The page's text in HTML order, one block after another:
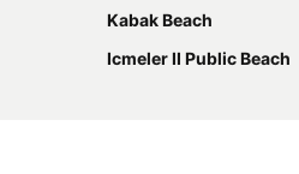
Kabak Beach
Icmeler II Public Beach